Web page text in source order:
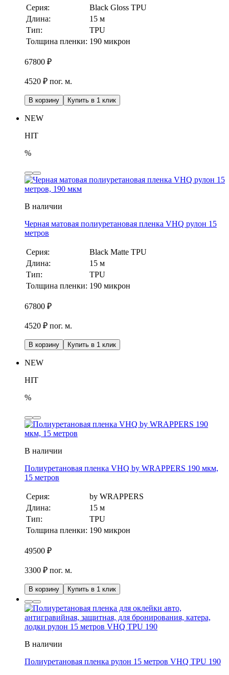
Серия:
Black Gloss TPU
Длина:
15 м
Тип:
TPU
Толщина пленки: 190 микрон
67800 ₽
4520 ₽ пог. м.
В корзину Купить в 1 клик
NEW
HIT
%
В наличии
Черная матовая полиуретановая пленка VHQ рулон 15
метров
Серия:
Black Matte TPU
Длина:
15 м
Тип:
TPU
Толщина пленки: 190 микрон
67800 ₽
4520 ₽ пог. м.
В корзину Купить в 1 клик
NEW
HIT
%
В наличии
Полиуретановая пленка VHQ by WRAPPERS 190 мкм,
15 метров
Серия:
by WRAPPERS
Длина:
15 м
Тип:
TPU
Толщина пленки: 190 микрон
49500 ₽
3300 ₽ пог. м.
В корзину Купить в 1 клик
В наличии
Полиуретановая пленка рулон 15 метров VHQ TPU 190